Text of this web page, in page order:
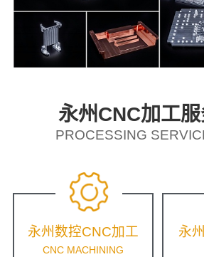
永州CNC加工服
PROCESSING
永州数控CNC加工
CNC MACHINING
永